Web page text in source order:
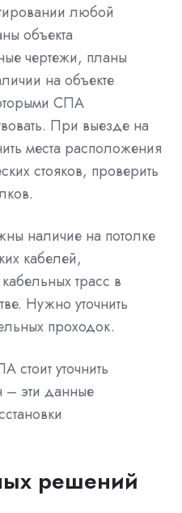
любой
объекта
чертежи, планы
на объекте
СПА
При выезде на
места расположения
стояков, проверить
наличие на потолке
кабелей,
трасс в
Нужно уточнить
проходок.
уточнить
– эти данные
решений